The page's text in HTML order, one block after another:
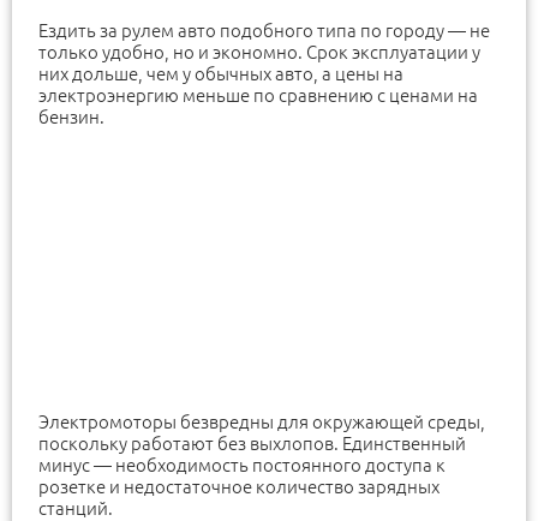
Ездить за рулем авто подобного типа по городу — не
только удобно, но и экономно. Срок эксплуатации у
них дольше, чем у обычных авто, а цены на
электроэнергию меньше по сравнению с ценами на
бензин.
Электромоторы безвредны для окружающей среды,
поскольку работают без выхлопов. Единственный
минус — необходимость постоянного доступа к
розетке и недостаточное количество зарядных
станций.